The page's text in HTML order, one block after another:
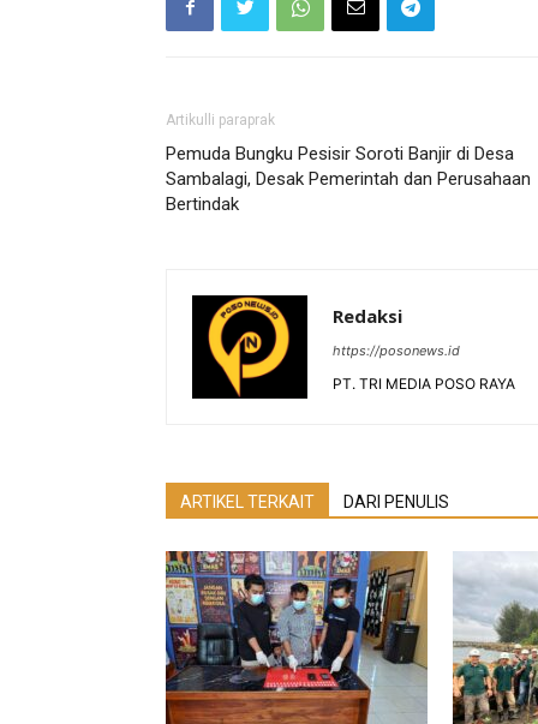
Artikulli paraprak
Pemuda Bungku Pesisir Soroti Banjir di Desa
Sambalagi, Desak Pemerintah dan Perusahaan
Bertindak
Redaksi
https://posonews.id
PT. TRI MEDIA POSO RAYA
ARTIKEL TERKAIT DARI PENULIS